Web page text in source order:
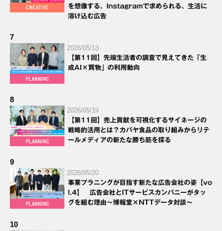
を想像する。Instagramで求められる、生活に
溶け込む広告
7
2026/05/13
【第11回】先端生活者の調査で見えてきた「生
成AI×買物」の利用動向
8
2026/05/19
【第11回】売上貢献を可視化するサイネージの
戦略的活用とは？カバヤ食品の取り組みからリテ
ールメディアの新たな勝ち筋を探る
9
2026/05/20
事業プラニングが目指す新たな広告会社の姿【vo
l.4】 広告会社とITサービスカンパニーがタッ
グを組む理由～博報堂×NTTデータ対談～
10